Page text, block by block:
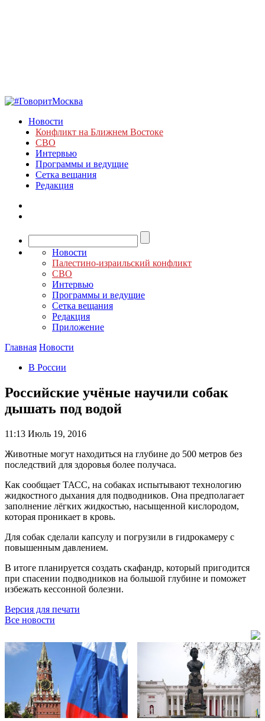
Новости
Конфликт на Ближнем Востоке
СВО
Интервью
Программы и ведущие
Сетка вещания
Редакция
Новости
Палестино-израильский конфликт
СВО
Интервью
Программы и ведущие
Сетка вещания
Редакция
Приложение
Главная Новости
В России
Российские учёные научили собак
дышать под водой
11:13 Июль 19, 2016
Животные могут находиться на глубине до 500 метров без
последствий для здоровья более получаса.
Как сообщает ТАСС, на собаках испытывают технологию
жидкостного дыхания для подводников. Она предполагает
заполнение лёгких жидкостью, насыщенной кислородом,
которая проникает в кровь.
Для собак сделали капсулу и погрузили в гидрокамеру с
повышенным давлением.
В итоге планируется создать скафандр, который пригодится
при спасении подводников на большой глубине и поможет
избежать кессонной болезни.
Версия для печати
Все новости